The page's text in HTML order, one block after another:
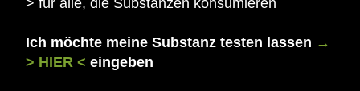
Ich möchte meine Substanz testen lassen →
> HIER < eingeben